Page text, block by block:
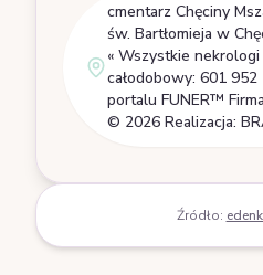
cmentarz Chęciny
św. Bartłomieja w
« Wszystkie
całodobowy: 601
portalu FUNER™
© 2026 Realizacja:
Źródło: